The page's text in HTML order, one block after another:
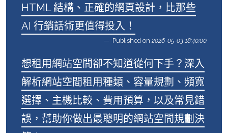
HTML 結構、正確的網頁設計，比那些
AI 行銷話術更值得投入！
Published on 2026-05-03 18:40:00
想租用網站空間卻不知道從何下手？深入
解析網站空間租用種類、容量規劃、頻寬
選擇、主機比較、費用預算，以及常見錯
誤，幫助你做出最聰明的網站空間規劃決